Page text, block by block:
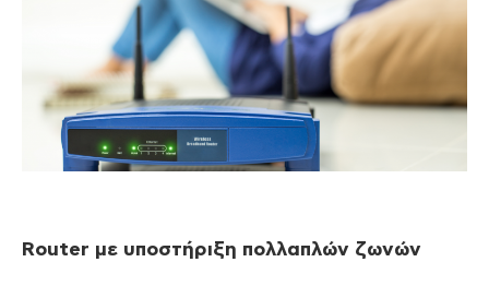
Router με υποστήριξη πολλαπλών ζωνών